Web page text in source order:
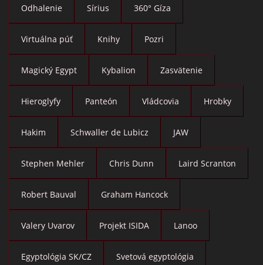
Odhalenie Sírius 360° Gíza
Virtuálna púť Knihy Pozri
Magický Egypt Kybalion Zasvätenie
Hieroglyfy Panteón Vládcovia Hrobky
Hakim Schwaller de Lubicz JAW
Stephen Mehler Chris Dunn Laird Scranton
Robert Bauval Graham Hancock
Valery Uvarov Projekt ISIDA Lanoo
Egyptológia SK/CZ Svetová egyptológia